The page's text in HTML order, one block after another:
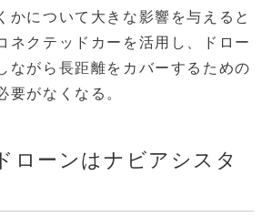
かについて大きな影響を与えると
ネクテッドカーを活用し、ドロー
ながら長距離をカバーするための
要がなくなる。
ローンはナビアシスタ